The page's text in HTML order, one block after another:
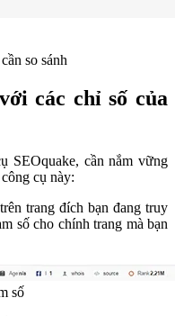
so sánh
các chỉ số của
SEOquake, cần nắm vững
cụ này:
trang đích bạn đang truy
số cho chính trang mà bạn
số